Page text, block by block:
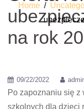
Home/
na rok
09/22/2022
Po zapoznaniu się z
szkolnych dla dzieci